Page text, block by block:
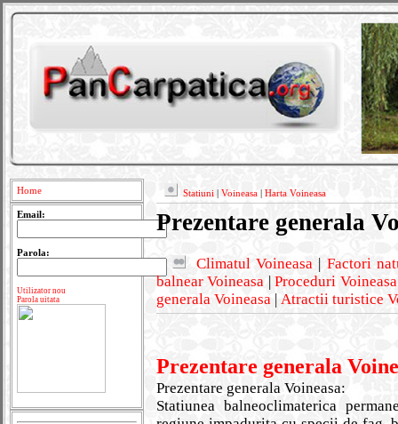
Home
Email:
Parola:
Utilizator nou
Parola uitata
Statiuni Voineasa Harta Voineasa
Prezentare generala
Climatul Voineasa | Factori
balnear Voineasa |Proceduri Voineasa
generala Voineasa | Atractii turistice
Prezentare generala
Prezentare generala Voineasa:
Statiunea balneoclimaterica